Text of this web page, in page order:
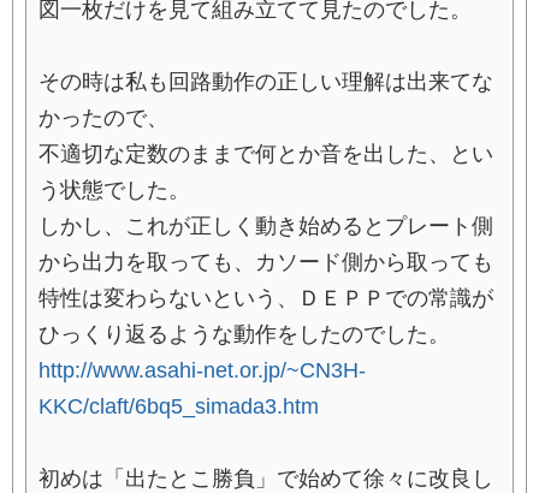
図一枚だけを見て組み立てて見たのでした。
その時は私も回路動作の正しい理解は出来てな
かったので、
不適切な定数のままで何とか音を出した、とい
う状態でした。
しかし、これが正しく動き始めるとプレート側
から出力を取っても、カソード側から取っても
特性は変わらないという、ＤＥＰＰでの常識が
ひっくり返るような動作をしたのでした。
http://www.asahi-net.or.jp/~CN3H-
KKC/claft/6bq5_simada3.htm
初めは「出たとこ勝負」で始めて徐々に改良し